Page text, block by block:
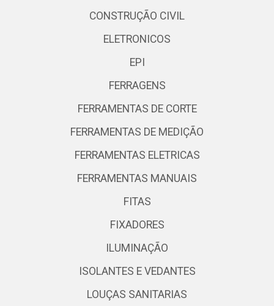
CONSTRUÇÃO CIVIL
ELETRONICOS
EPI
FERRAGENS
FERRAMENTAS DE CORTE
FERRAMENTAS DE MEDIÇÃO
FERRAMENTAS ELETRICAS
FERRAMENTAS MANUAIS
FITAS
FIXADORES
ILUMINAÇÃO
ISOLANTES E VEDANTES
LOUÇAS SANITARIAS